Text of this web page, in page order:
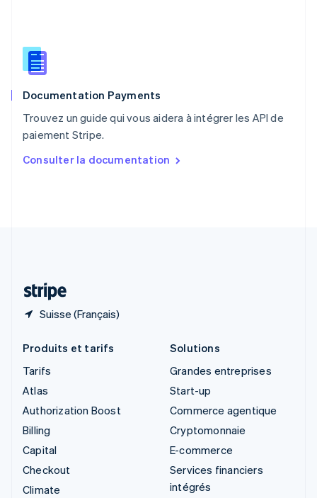
Documentation Payments
Trouvez un guide qui vous aidera à intégrer les API de
paiement Stripe.
Consulter la documentation
Suisse (Français)
English
Roumanie
Royaume-Uni
Singapour
English 简体中文
English
Produits et tarifs
Tarifs
Atlas
Authorization Boost
Billing
Capital
Checkout
Climate
Solutions
Grandes entreprises
Start-up
Commerce agentique
Cryptomonnaie
E-commerce
Services financiers
intégrés